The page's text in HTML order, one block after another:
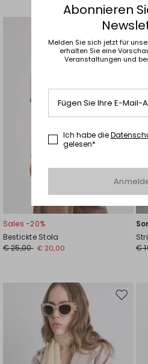
die
Sales -20%
Bestickte Stola
€ 25,00 € 20,00
€
Auf
Abonnieren
Melden Sie sich jetzt für
erhalten Sie eine
Veranstaltungen und
Fügen Sie Ihre E-Mail-
Ich habe die
gelesen*